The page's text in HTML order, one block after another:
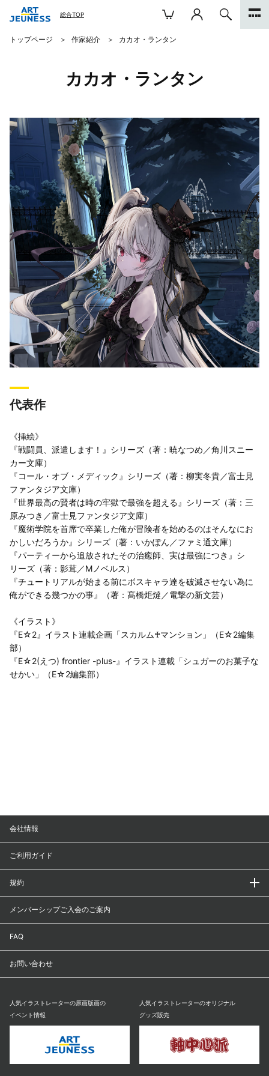
総合TOP
トップページ 作家紹介 カカオ・ランタン
カカオ・ランタン
代表作
《挿絵》
『戦闘員、派遣します！』シリーズ（著：暁なつめ／角川スニー
カー文庫）
『コール・オブ・メディック』シリーズ（著：柳実冬貴／富士見
ファンタジア文庫）
『世界最高の賢者は時の牢獄で最強を超える』シリーズ（著：三
原みつき／富士見ファンタジア文庫）
『魔術学院を首席で卒業した俺が冒険者を始めるのはそんなにお
かしいだろうか』シリーズ（著：いかぽん／ファミ通文庫）
『パーティーから追放されたその治癒師、実は最強につき』シ
リーズ（著：影茸／Mノベルス）
『チュートリアルが始まる前にボスキャラ達を破滅させない為に
俺ができる幾つかの事』（著：髙橋炬燵／電撃の新文芸）
《イラスト》
『E☆2』イラスト連載企画「スカルム♰マンション」（E☆2編集
部）
『E☆2(えつ) frontier -plus-』イラスト連載「シュガーのお菓子な
せかい」（E☆2編集部）
人気イラストレーターの原画版画の
イベント情報
人気イラストレーターのオリジナル
グッズ販売
会社情報
ご利用ガイド
規約
メンバーシップご入会のご案内
FAQ
お問い合わせ